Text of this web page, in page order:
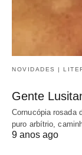
NOVIDADES |
Gente
Cornucópia rosada
puro arbítrio,
9 anos ago